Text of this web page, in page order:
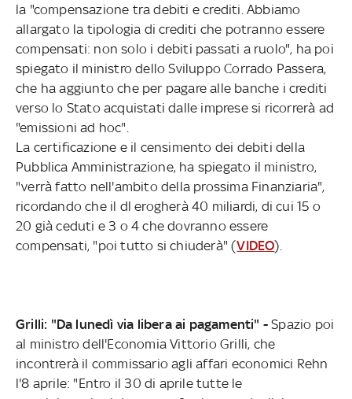
la "compensazione tra debiti e crediti. Abbiamo
allargato la tipologia di crediti che potranno essere
compensati: non solo i debiti passati a ruolo", ha poi
spiegato il ministro dello Sviluppo Corrado Passera,
che ha aggiunto che per pagare alle banche i crediti
verso lo Stato acquistati dalle imprese si ricorrerà ad
"emissioni ad hoc".
La certificazione e il censimento dei debiti della
Pubblica Amministrazione, ha spiegato il ministro,
"verrà fatto nell'ambito della prossima Finanziaria",
ricordando che il dl erogherà 40 miliardi, di cui 15 o
20 già ceduti e 3 o 4 che dovranno essere
compensati, "poi tutto si chiuderà" (VIDEO).
Grilli: "Da lunedì via libera ai pagamenti" -Spazio poi
al ministro dell'Economia Vittorio Grilli, che
incontrerà il commissario agli affari economici Rehn
l'8 aprile: "Entro il 30 di aprile tutte le